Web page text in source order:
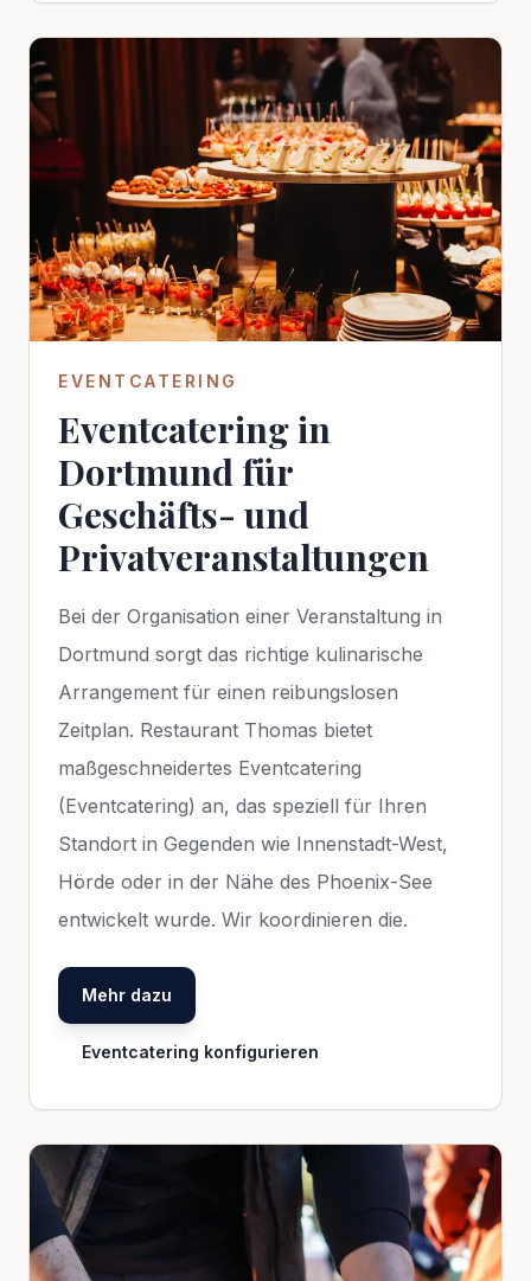
EVENTCATERING
Eventcatering in
Dortmund für
Geschäfts- und
Privatveranstaltungen
Bei der Organisation einer Veranstaltung in
Dortmund sorgt das richtige kulinarische
Arrangement für einen reibungslosen
Zeitplan. Restaurant Thomas bietet
maßgeschneidertes Eventcatering
(Eventcatering) an, das speziell für Ihren
Standort in Gegenden wie Innenstadt-West,
Hörde oder in der Nähe des Phoenix-See
entwickelt wurde. Wir koordinieren die.
Mehr dazu
Eventcatering konfigurieren